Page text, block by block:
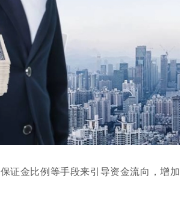
证金比例等手段来引导资金流向，增加